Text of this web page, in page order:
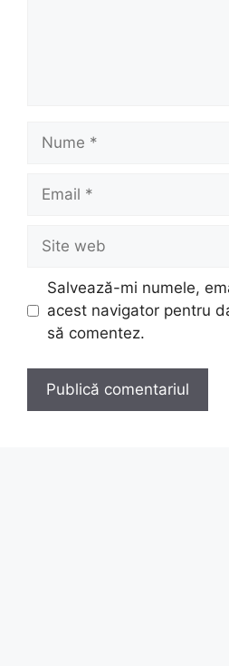
Nume
Email
Site
web
Salvează-mi numele,
acest navigator pentru
să comentez.